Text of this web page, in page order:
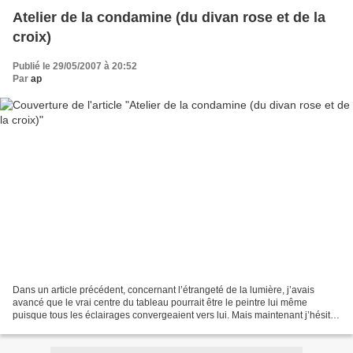
Atelier de la condamine (du divan rose et de la
croix)
Publié le 29/05/2007 à 20:52
Par ap
Dans un article précédent, concernant l’étrangeté de la lumière, j’avais
avancé que le vrai centre du tableau pourrait être le peintre lui même
puisque tous les éclairages convergeaient vers lui. Mais maintenant j’hésite